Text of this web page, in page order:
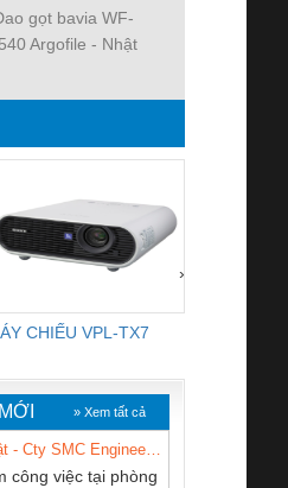
gọt bavia WF-
Argofile - Nhật
CHIẾU VPL-TX7
›
» Xem tất cả
công việc tại phòng